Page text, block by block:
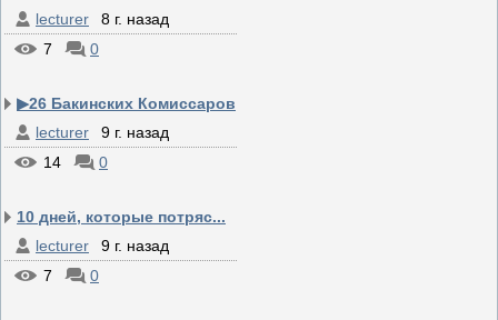
lecturer
8 г. назад
7
0
▶26 Бакинских Комиссаров
lecturer
9 г. назад
14
0
10 дней, которые потряс...
lecturer
9 г. назад
7
0